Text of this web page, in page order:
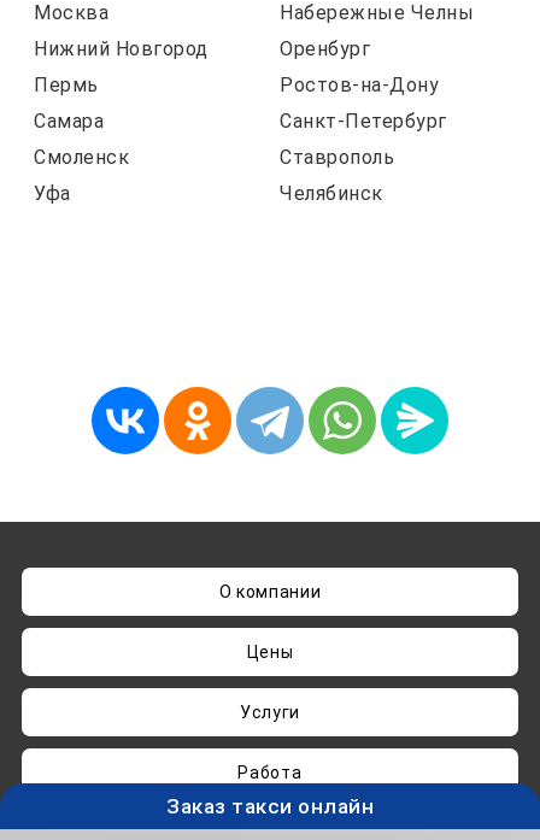
Москва
Набережные Челны
Нижний Новгород
Оренбург
Пермь
Ростов-на-Дону
Самара
Санкт-Петербург
Смоленск
Ставрополь
Уфа
Челябинск
О компании
Цены
Услуги
Работа
Заказ такси онлайн